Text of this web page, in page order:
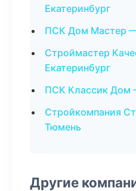
Екатеринбург
ПСК Дом Мастер
Строймастер
Екатеринбург
ПСК Классик Дом
Стройкомпания
Тюмень
Другие